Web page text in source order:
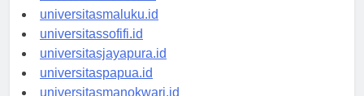
universitasambon.id
universitasmaluku.id
universitassofifi.id
universitasjayapura.id
universitaspapua.id